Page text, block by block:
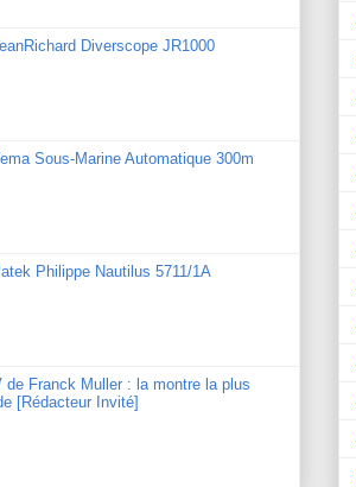
Diverscope JR1000
Sous-Marine Automatique 300m
Philippe Nautilus 5711/1A
de Franck Muller : la montre la plus
[Rédacteur Invité]